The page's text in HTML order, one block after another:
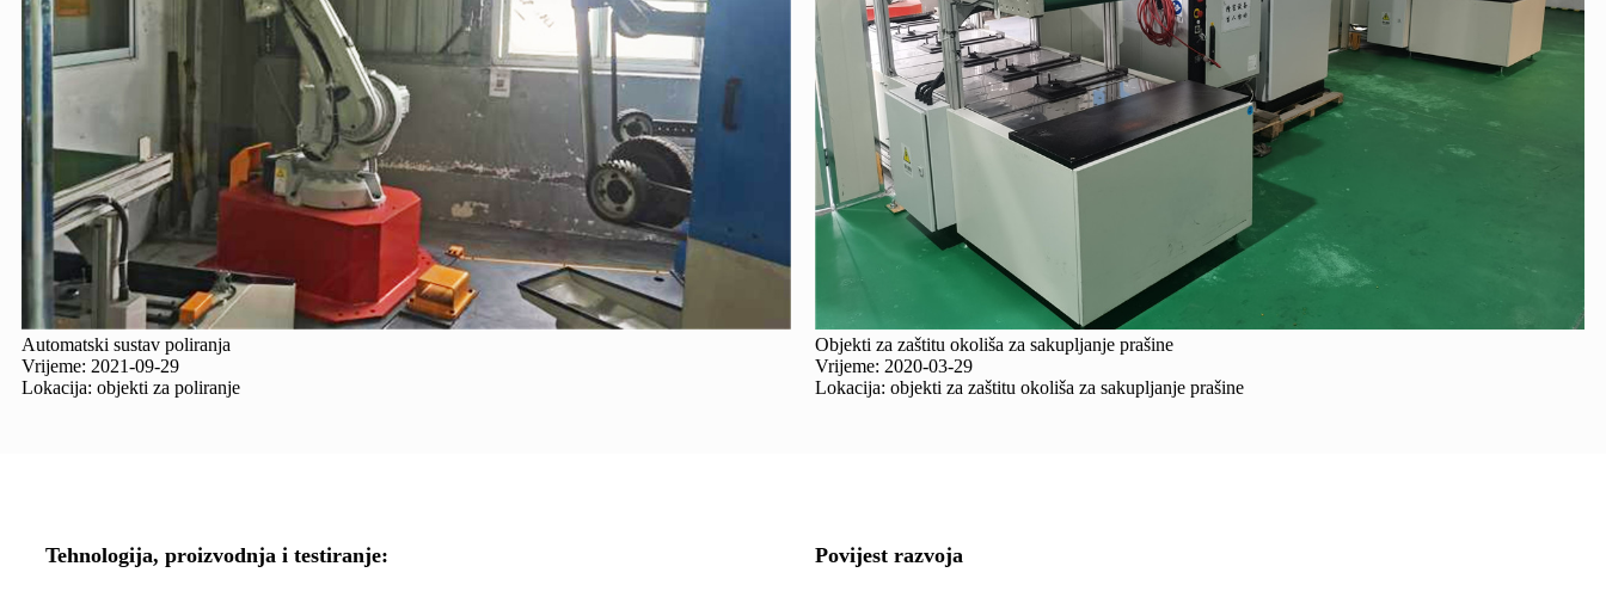
Automatski sustav poliranja
Vrijeme: 2021-09-29
Lokacija: objekti za poliranje
Objekti za zaštitu okoliša za sakupljanje prašine
Vrijeme: 2020-03-29
Lokacija: objekti za zaštitu okoliša za sakupljanje prašine
Tehnologija, proizvodnja i testiranje: Povijest razvoja